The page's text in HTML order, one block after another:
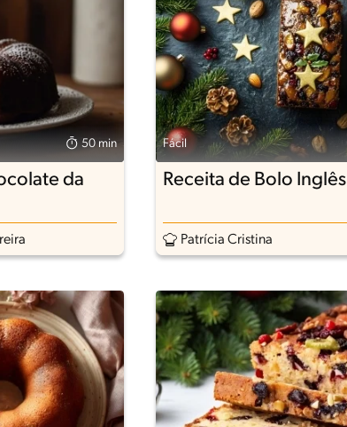
50 min
da
Fácil
Receita de Bolo Inglês
Patrícia Cristina